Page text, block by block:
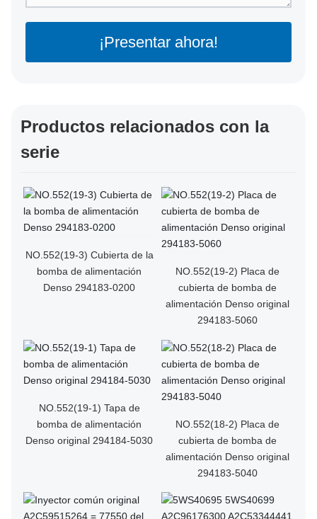
¡Presentar ahora!
Productos relacionados con la
serie
NO.552(19-3) Cubierta de la
bomba de alimentación
Denso 294183-0200
NO.552(19-2) Placa de
cubierta de bomba de
alimentación Denso original
294183-5060
NO.552(19-1) Tapa de
bomba de alimentación
Denso original 294184-5030
NO.552(18-2) Placa de
cubierta de bomba de
alimentación Denso original
294183-5040